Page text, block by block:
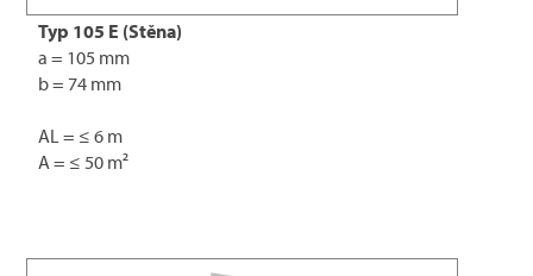
Typ 105 E (Stěna)
a = 105 mm
b = 74 mm
AL = ≤ 6 m
A = ≤ 50 m²